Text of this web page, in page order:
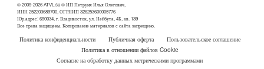
© 2009-2026 ATVL.su © ИП Петруня Илья Олегович,
ИНН 252203689700, ОГРНИП 326253600005776
Юр.адрес: 690034, г. Владивосток, ул. Нейбута, 4Б, кв. 139
Все права защищены. Копирование материалов с сайта запрещено.
Политика конфиденциальности Публичная оферта
Пользовательское соглашение
Политика в отношении файлов Cookie
Согласие на обработку данных метрическими программами